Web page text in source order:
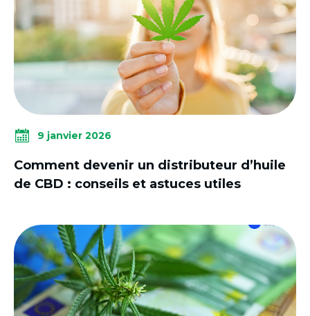
9 janvier 2026
Comment devenir un distributeur d’huile
de CBD : conseils et astuces utiles